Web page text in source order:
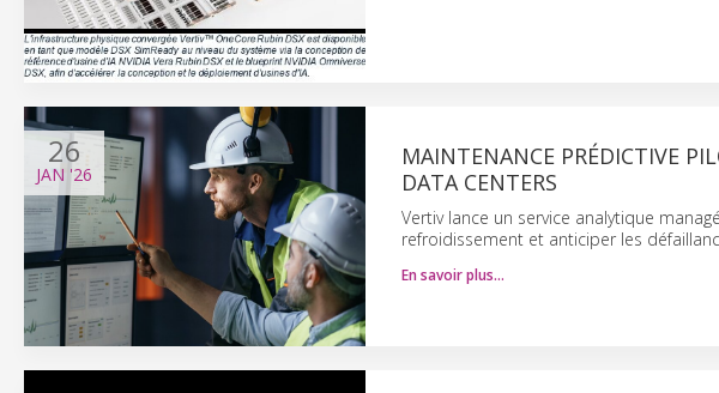
26
JAN '26
MAINTENANCE PRÉDICTIVE
DATA CENTERS
Vertiv lance un service analytique
refroidissement et anticiper les
En savoir plus…